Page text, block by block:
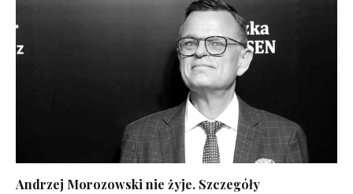
Andrzej Morozowski nie żyje. Szczegóły